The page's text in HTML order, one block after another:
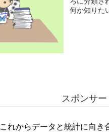
何か知りた
スポンサー
これからデータと統計に向き